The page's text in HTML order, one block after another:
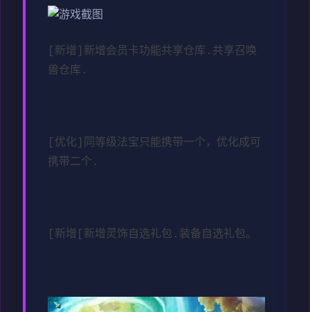
[新增]新增会员卡功能共享仓库.共享召唤
兽仓库.
[优化]同等级法宝只能携带一个，优化成可
携带二个.
[新增[新增灵饰自选礼包.装备自选礼包。